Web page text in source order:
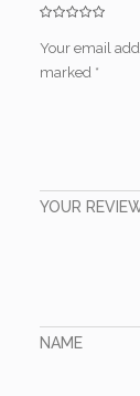
Your email
marked *
YOUR
NAME